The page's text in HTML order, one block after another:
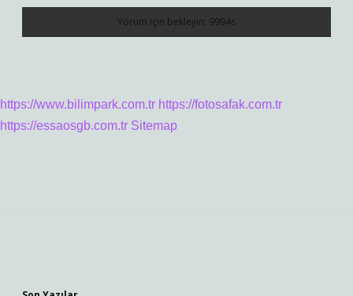
https://www.bilimpark.com.tr https://fotosafak.com.tr
https://essaosgb.com.tr Sitemap